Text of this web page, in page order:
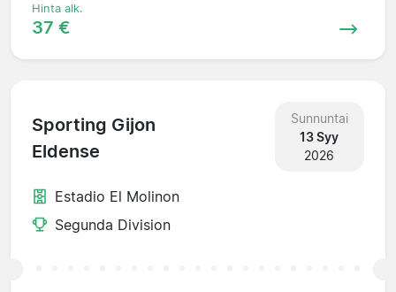
Hinta alk.
37 €
Sporting Gijon
Eldense
Sunnuntai
13 Syy
2026
Estadio El Molinon
Segunda Division